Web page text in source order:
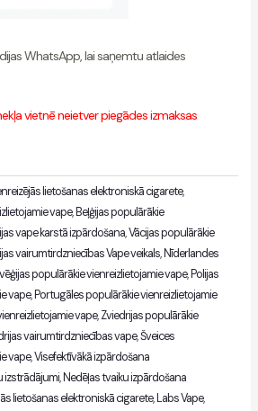
WhatsApp, lai saņemtu atlaides
vietnē neietver piegādes izmaksas
lietošanas elektroniskā cigarete,
vape, Beļģijas populārākie
vape karstā izpārdošana,Vācijas populārākie
vairumtirdzniecības Vape veikals, Nīderlandes
populārākie vienreizlietojamie vape, Polijas
vape, Portugāles populārākie vienreizlietojamie
vape,Zviedrijas populārākie
vairumtirdzniecības vape,Šveices
vape,Visefektīvākā izpārdošana
izstrādājumi, Nedēļas tvaiku izpārdošana
lietošanas elektroniskā cigarete, Labs Vape,